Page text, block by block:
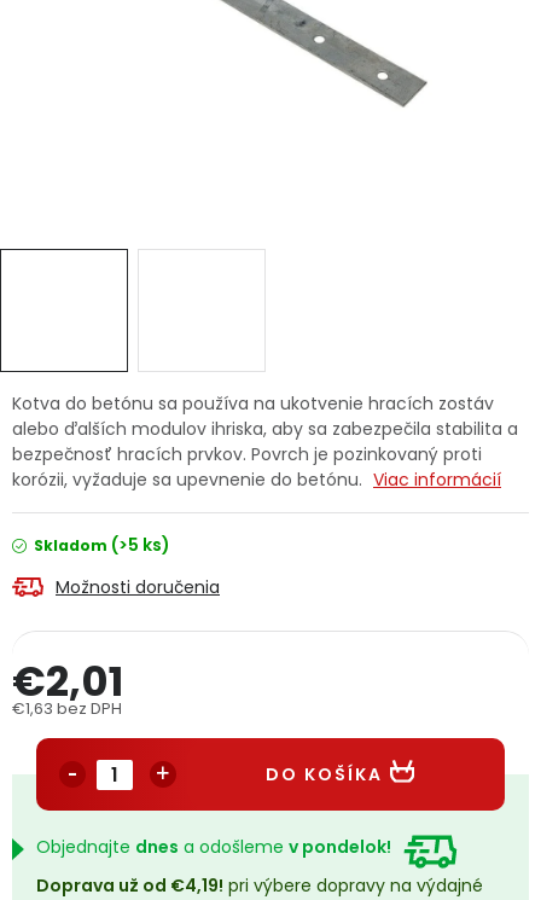
Ochranné pracovné pomôcky
Servis náradia Hodnotenie obchodu
Doprava a platba Váš zákaznícky účet
Kontakty
Obchodné podmienky
Podmienky ochrany osobných údajov
Přihlášení Registrace
Kotva do betónu sa používa na ukotvenie hracích zostáv
alebo ďalších modulov ihriska, aby sa zabezpečila stabilita a
bezpečnosť hracích prvkov. Povrch je pozinkovaný proti
korózii, vyžaduje sa upevnenie do betónu. Viac informácií
Skladom (>5 ks)
Možnosti doručenia
€2,01
€1,63 bez DPH
DO KOŠÍKA
Objednajte dnes a odošleme v pondelok!
Doprava už od €4,19! pri výbere dopravy na výdajné